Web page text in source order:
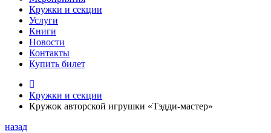
Кружки и секции
Услуги
Книги
Новости
Контакты
Купить билет
Кружки и секции
Кружок авторской игрушки «Тэдди-мастер»
назад